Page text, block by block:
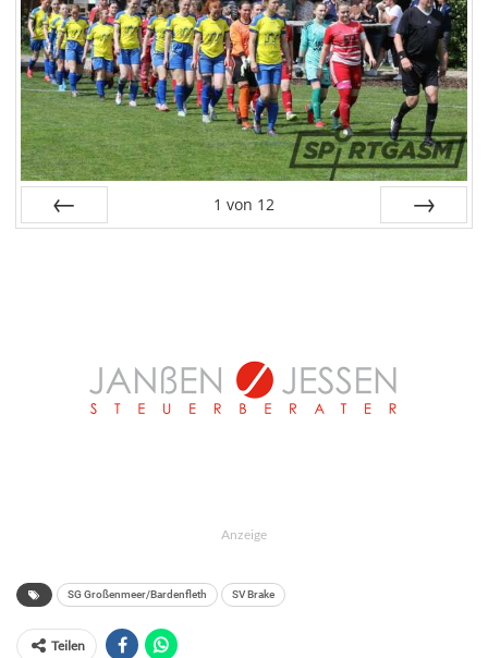
1 von 12
Anzeige
SG Großenmeer/Bardenfleth SV Brake
Teilen